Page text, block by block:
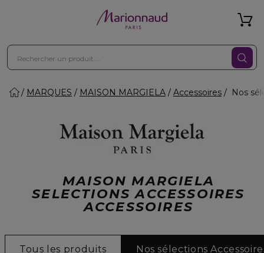
MARQUES MAISON MARGIELA Accessoires Nos
MAISON MARGIELA
SELECTIONS ACCESSOIRES
ACCESSOIRES
Tous les produits Nos sélections